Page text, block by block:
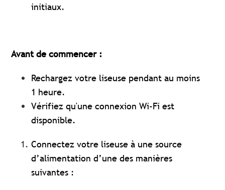
initiaux.
Avant de commencer :
Rechargez votre liseuse pendant au moins
1 heure.
Vérifiez qu'une connexion Wi-Fi est
disponible.
Connectez votre liseuse à une source
d’alimentation d’une des manières
suivantes :